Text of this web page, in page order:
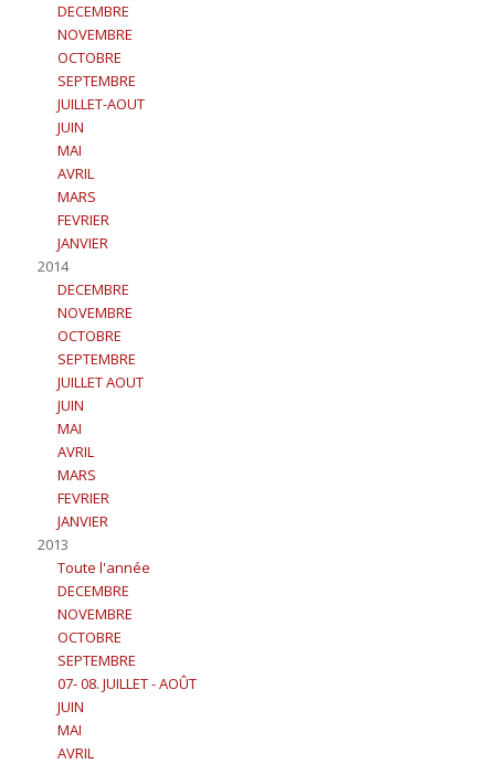
DECEMBRE
NOVEMBRE
OCTOBRE
SEPTEMBRE
JUILLET-AOUT
JUIN
MAI
AVRIL
MARS
FEVRIER
JANVIER
2014
DECEMBRE
NOVEMBRE
OCTOBRE
SEPTEMBRE
JUILLET AOUT
JUIN
MAI
AVRIL
MARS
FEVRIER
JANVIER
2013
Toute l'année
DECEMBRE
NOVEMBRE
OCTOBRE
SEPTEMBRE
07- 08. JUILLET - AOÛT
JUIN
MAI
AVRIL